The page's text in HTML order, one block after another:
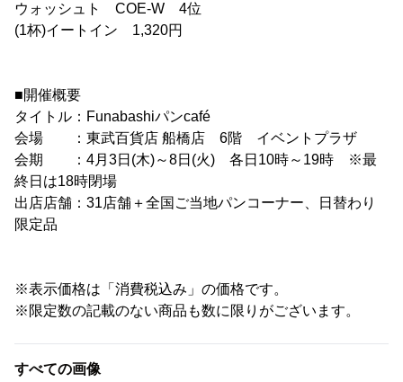
ウォッシュト COE-W 4位
(1杯)イートイン 1,320円
■開催概要
タイトル：Funabashiパンcafé
会場 ：東武百貨店 船橋店 6階 イベントプラザ
会期 ：4月3日(木)～8日(火) 各日10時～19時 ※最
終日は18時閉場
出店店舗：31店舗＋全国ご当地パンコーナー、日替わり
限定品
※表示価格は「消費税込み」の価格です。
※限定数の記載のない商品も数に限りがございます。
すべての画像